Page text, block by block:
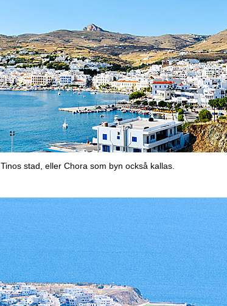
Tinos stad, eller Chora som byn också kallas.